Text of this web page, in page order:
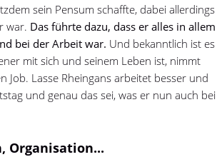
sein Pensum schaffte, dabei allerdings
war. Das führte dazu, dass er alles in allem
bei der Arbeit war. Und bekanntlich ist es
mit sich und seinem Leben ist, nimmt
Job. Lasse Rheingans arbeitet besser und
und genau das sei, was er nun auch bei
Organisation...